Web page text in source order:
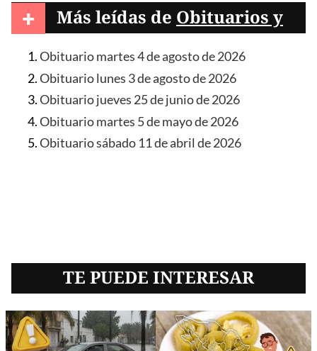
+ Más leídas de Obituarios y
condolencias
Obituario martes 4 de agosto de 2026
Obituario lunes 3 de agosto de 2026
Obituario jueves 25 de junio de 2026
Obituario martes 5 de mayo de 2026
Obituario sábado 11 de abril de 2026
TE PUEDE INTERESAR